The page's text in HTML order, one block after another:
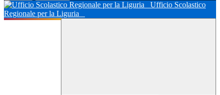
Ufficio Scolastico
Regionale per la Liguria